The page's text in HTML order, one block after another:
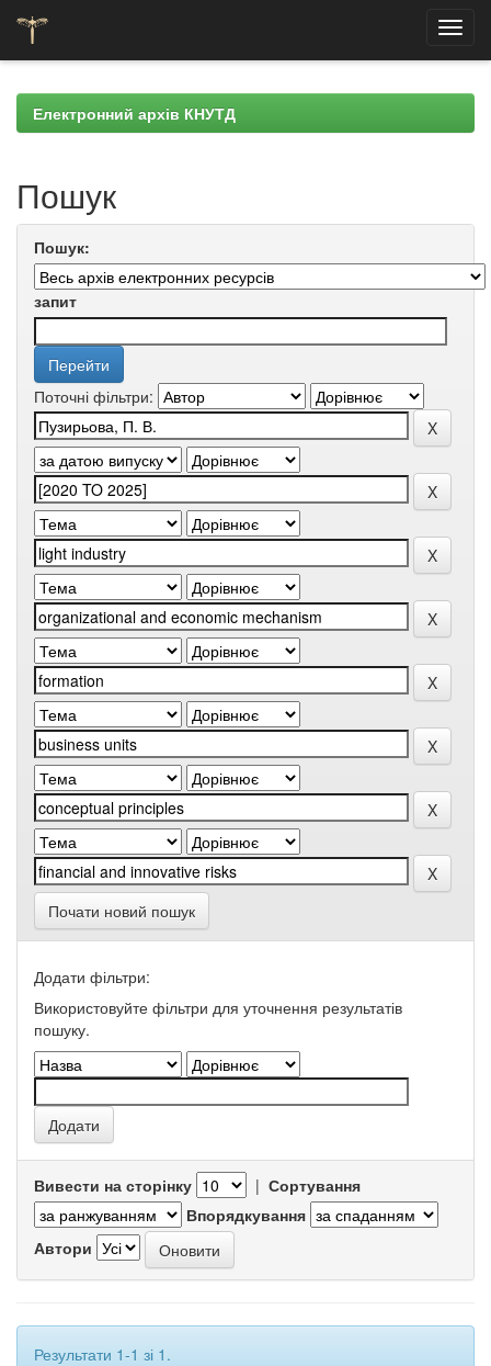
navigationЕлектронний архів КНУТД
Пошук
Пошук:
запит
Поточні фільтри:
Почати новий пошук
Додати фільтри:
Використовуйте фільтри для уточнення результатів
пошуку.
Вивести на сторінку | Сортування
Впорядкування
Автори
Результати 1-1 зі 1.